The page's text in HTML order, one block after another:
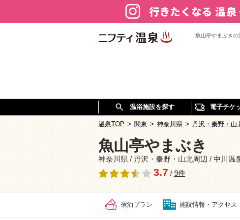
魚山亭やまぶき
温浴施設を探す 電子チケ
温泉TOP > 関東 > 神奈川県 > 丹沢・秦野・山
魚山亭やまぶき
神奈川県 / 丹沢・秦野・山北周辺 / 中川温
3.7 / 9件
宿泊プラン 施設情報・アクセス